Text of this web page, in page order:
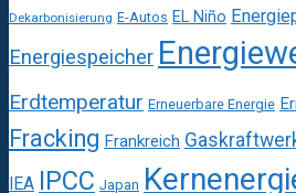
Dekarbonisierung E-Autos EL Niño
Energiespeicher
Erdtemperatur Erneuerbare Energie
Fracking Frankreich
IEA IPCC Japan